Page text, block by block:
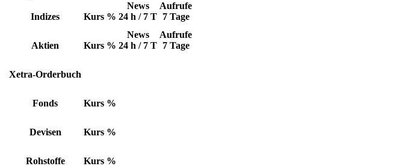
Indizes Kurs %
News
24 h / 7 T
Aufrufe
7 Tage
Aktien Kurs %
News
24 h / 7 T
Aufrufe
7 Tage
Xetra-Orderbuch
Fonds Kurs %
Devisen Kurs %
Rohstoffe Kurs %